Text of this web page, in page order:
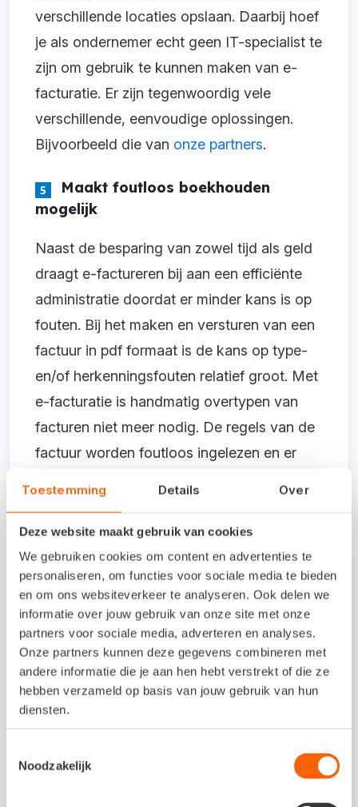
Toestemming Details Over
Deze website maakt gebruik van cookies
We gebruiken cookies om content en advertenties te
personaliseren, om functies voor sociale media te bieden
en om ons websiteverkeer te analyseren. Ook delen we
informatie over jouw gebruik van onze site met onze
partners voor sociale media, adverteren en analyses.
Onze partners kunnen deze gegevens combineren met
andere informatie die je aan hen hebt verstrekt of die ze
hebben verzameld op basis van jouw gebruik van hun
diensten.
Noodzakelijk
verschillende locaties opslaan. Daarbij hoef
je als ondernemer echt geen IT-specialist te
zijn om gebruik te kunnen maken van e-
facturatie. Er zijn tegenwoordig vele
verschillende, eenvoudige oplossingen.
Bijvoorbeeld die van onze partners.
Maakt foutloos boekhouden
mogelijk
Naast de besparing van zowel tijd als geld
draagt e-factureren bij aan een efficiënte
administratie doordat er minder kans is op
fouten. Bij het maken en versturen van een
factuur in pdf formaat is de kans op type-
en/of herkenningsfouten relatief groot. Met
e-facturatie is handmatig overtypen van
facturen niet meer nodig. De regels van de
factuur worden foutloos ingelezen en er
Bedrijven kunnen onderling veel voordelen
hebben van e-facturatie. Zo kunnen er
tussen verschillende bedrijven bijvoorbeeld
gemakkelijk bestanden uitgewisseld
worden. Hiervoor moeten wel zowel de
versturende als ontvangende partij e-
facturatie gebruiken en kunnen ontvangen.
worden uitgewisseld. Gelukkig zien steeds